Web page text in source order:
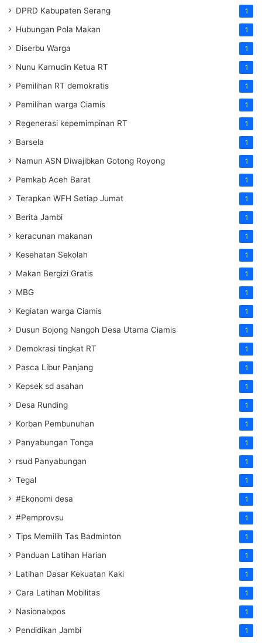
DPRD Kabupaten Serang 1
Hubungan Pola Makan 1
Diserbu Warga 1
Nunu Karnudin Ketua RT 1
Pemilihan RT demokratis 1
Pemilihan warga Ciamis 1
Regenerasi kepemimpinan RT 1
Barsela 1
Namun ASN Diwajibkan Gotong Royong 1
Pemkab Aceh Barat 1
Terapkan WFH Setiap Jumat 1
Berita Jambi 1
keracunan makanan 1
Kesehatan Sekolah 1
Makan Bergizi Gratis 1
MBG 1
Kegiatan warga Ciamis 1
Dusun Bojong Nangoh Desa Utama Ciamis 1
Demokrasi tingkat RT 1
Pasca Libur Panjang 1
Kepsek sd asahan 1
Desa Runding 1
Korban Pembunuhan 1
Panyabungan Tonga 1
rsud Panyabungan 1
Tegal 1
#Ekonomi desa 1
#Pemprovsu 1
Tips Memilih Tas Badminton 1
Panduan Latihan Harian 1
Latihan Dasar Kekuatan Kaki 1
Cara Latihan Mobilitas 1
Nasionalxpos 1
Pendidikan Jambi 1